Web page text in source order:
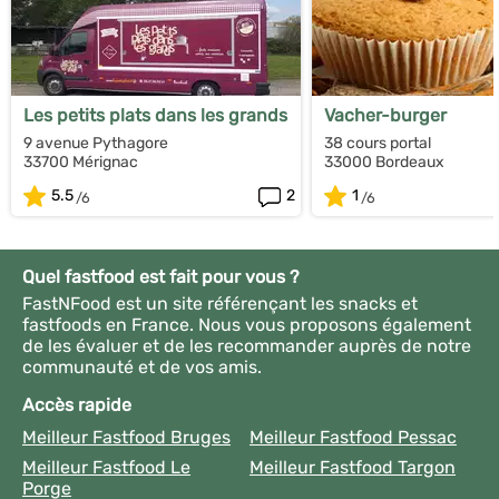
Les petits plats dans les grands
9 avenue Pythagore
33700 Mérignac
5.5
2
Vacher-burger
38 cours portal
33000 Bordeaux
1
Quel fastfood est fait pour vous ?
FastNFood est un site référençant les snacks et
fastfoods en France. Nous vous proposons également
de les évaluer et de les recommander auprès de notre
communauté et de vos amis.
Accès rapide
Meilleur Fastfood Bruges
Meilleur Fastfood Pessac
Meilleur Fastfood Le
Porge
Meilleur Fastfood Targon